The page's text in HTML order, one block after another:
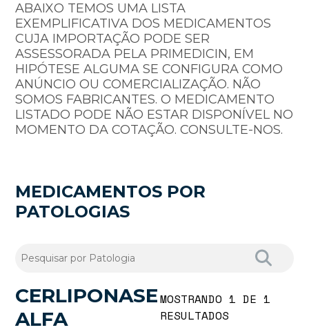
ABAIXO TEMOS UMA LISTA
EXEMPLIFICATIVA DOS MEDICAMENTOS
CUJA IMPORTAÇÃO PODE SER
ASSESSORADA PELA PRIMEDICIN, EM
HIPÓTESE ALGUMA SE CONFIGURA COMO
ANÚNCIO OU COMERCIALIZAÇÃO. NÃO
SOMOS FABRICANTES. O MEDICAMENTO
LISTADO PODE NÃO ESTAR DISPONÍVEL NO
MOMENTO DA COTAÇÃO. CONSULTE-NOS.
MEDICAMENTOS POR
PATOLOGIAS
CERLIPONASE
ALFA
MOSTRANDO 1 DE 1
RESULTADOS